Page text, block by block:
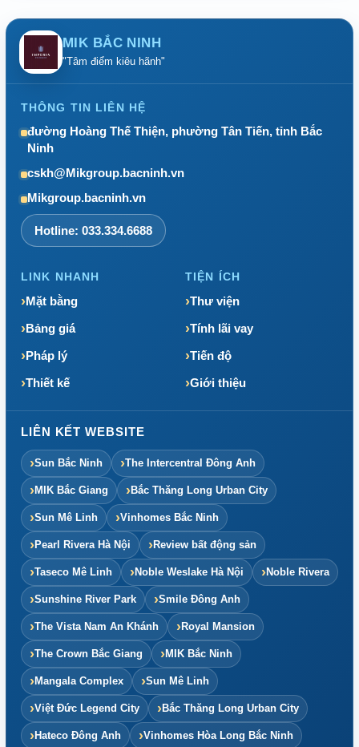
MIK BẮC NINH
"Tâm điểm kiêu hãnh"
THÔNG TIN LIÊN HỆ
đường Hoàng Thế Thiện, phường Tân Tiến, tỉnh Bắc
Ninh
cskh@Mikgroup.bacninh.vn
Mikgroup.bacninh.vn
Hotline: 033.334.6688
LINK NHANH
Mặt bằng
Bảng giá
Pháp lý
Thiết kế
TIỆN ÍCH
Thư viện
Tính lãi vay
Tiến độ
Giới thiệu
LIÊN KẾT WEBSITE
Sun Bắc Ninh The Intercentral Đông Anh
MIK Bắc Giang Bắc Thăng Long Urban City
Sun Mê Linh Vinhomes Bắc Ninh
Pearl Rivera Hà Nội Review bất động sản
Taseco Mê Linh Noble Weslake Hà Nội Noble Rivera
Sunshine River Park Smile Đông Anh
The Vista Nam An Khánh Royal Mansion
The Crown Bắc Giang MIK Bắc Ninh
Mangala Complex Sun Mê Linh
Việt Đức Legend City Bắc Thăng Long Urban City
Hateco Đông Anh Vinhomes Hòa Long Bắc Ninh